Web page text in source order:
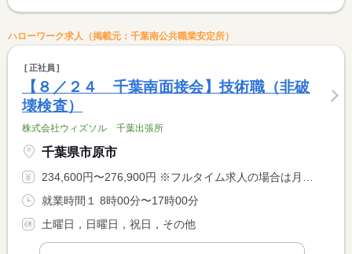
ハローワーク求人（掲載元：千葉南公共職業安定所）
正社員
【８／２４ 千葉南面接会】技術職（非破
壊検査）
株式会社ウィズソル 千葉出張所
千葉県市原市
234,600円〜276,900円 ※フルタイム求人の場合は月額（換算額）、パート求人の場合は時間額を表示しています。
就業時間１ 8時00分〜17時00分
土曜日，日曜日，祝日，その他